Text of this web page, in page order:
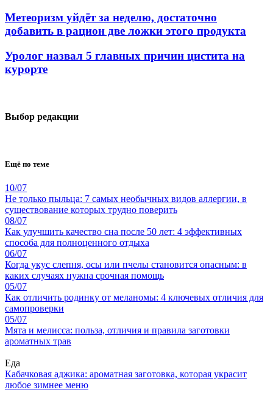
Метеоризм уйдёт за неделю, достаточно
добавить в рацион две ложки этого продукта
Уролог назвал 5 главных причин цистита на
курорте
Выбор редакции
Ещё по теме
10/07
Не только пыльца: 7 самых необычных видов аллергии, в
существование которых трудно поверить
08/07
Как улучшить качество сна после 50 лет: 4 эффективных
способа для полноценного отдыха
06/07
Когда укус слепня, осы или пчелы становится опасным: в
каких случаях нужна срочная помощь
05/07
Как отличить родинку от меланомы: 4 ключевых отличия для
самопроверки
05/07
Мята и мелисса: польза, отличия и правила заготовки
ароматных трав
Еда
Кабачковая аджика: ароматная заготовка, которая украсит
любое зимнее меню